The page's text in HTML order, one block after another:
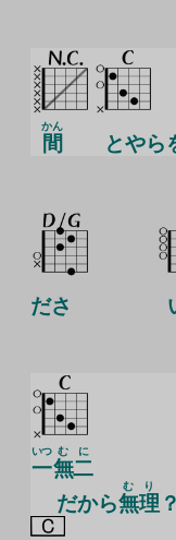
間
かん
とやら
ださ
一
いつ
無
む
二
に
だから無
む
理
り
？